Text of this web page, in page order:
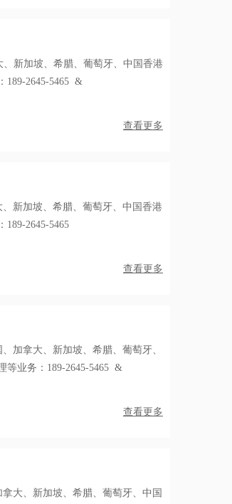
新加坡、希腊、葡萄牙、中国香港
189-2645-5465 &
查看更多
新加坡、希腊、葡萄牙、中国香港
189-2645-5465
查看更多
加拿大、新加坡、希腊、葡萄牙、
等业务：189-2645-5465 &
查看更多
大、新加坡、希腊、葡萄牙、中国